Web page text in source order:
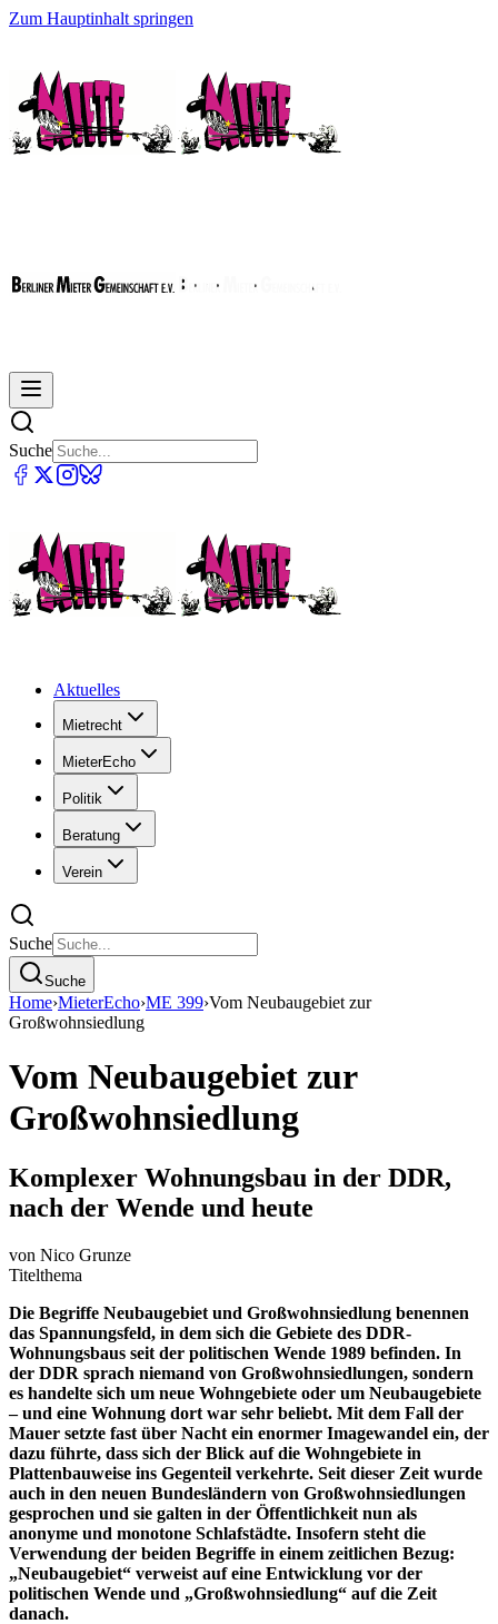
Zum Hauptinhalt springen
Suche
Aktuelles
Mietrecht
MieterEcho
Politik
Beratung
Verein
Suche
Suche
Home›MieterEcho›ME 399›Vom Neubaugebiet zur
Großwohnsiedlung
Vom Neubaugebiet zur
Großwohnsiedlung
Komplexer Wohnungsbau in der DDR,
nach der Wende und heute
von Nico Grunze
Titelthema
Die Begriffe Neubaugebiet und Großwohnsiedlung benennen
das Spannungsfeld, in dem sich die Gebiete des DDR-
Wohnungsbaus seit der politischen Wende 1989 befinden. In
der DDR sprach niemand von Großwohnsiedlungen, sondern
es handelte sich um neue Wohngebiete oder um Neubaugebiete
– und eine Wohnung dort war sehr beliebt. Mit dem Fall der
Mauer setzte fast über Nacht ein enormer Imagewandel ein, der
dazu führte, dass sich der Blick auf die Wohngebiete in
Plattenbauweise ins Gegenteil verkehrte. Seit dieser Zeit wurde
auch in den neuen Bundesländern von Großwohnsiedlungen
gesprochen und sie galten in der Öffentlichkeit nun als
anonyme und monotone Schlafstädte. Insofern steht die
Verwendung der beiden Begriffe in einem zeitlichen Bezug:
„Neubaugebiet“ verweist auf eine Entwicklung vor der
politischen Wende und „Großwohnsiedlung“ auf die Zeit
danach.